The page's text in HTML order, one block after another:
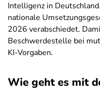
Intelligenz in
nationale
2026 verabschiedet.
Beschwerdestelle bei
KI-Vorgaben.
Wie geht es mit